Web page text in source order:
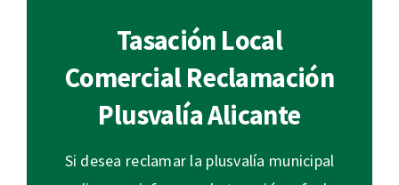
Tasación Local
Comercial Reclamación
Plusvalía Alicante
Si desea reclamar la plusvalía municipal